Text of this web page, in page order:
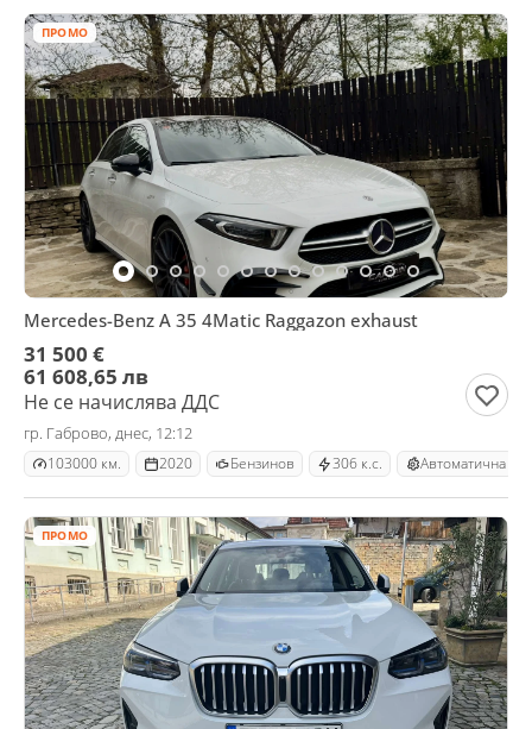
ПРОМО
Mercedes-Benz A 35 4Matic Raggazon exhaust
31 500 €
61 608,65 лв
Не се начислява ДДС
гр. Габрово, днес, 12:12
103000 км. 2020 Бензинов 306 к.с. Автоматична
ПРОМО